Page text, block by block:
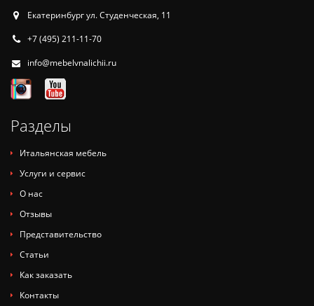
Екатеринбург ул. Студенческая, 11
+7 (495) 211-11-70
info@mebelvnalichii.ru
Разделы
Итальянская мебель
Услуги и сервис
О нас
Отзывы
Представительство
Статьи
Как заказать
Контакты